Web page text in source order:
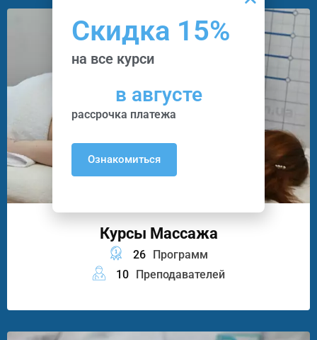
Курсы Массажа
26 Программ
10 Преподавателей
Скидка 15%
на все курси
в августе
рассрочка платежа
Ознакомиться